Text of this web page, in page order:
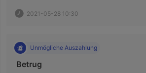
2021-05-28 10:30
Unmögliche Auszahlung